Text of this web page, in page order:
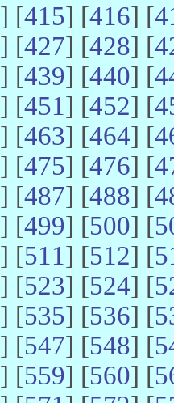
] [415] [416] [
] [427] [428] [
] [439] [440] [
] [451] [452] [
] [463] [464] [
] [475] [476] [
] [487] [488] [
] [499] [500] [
] [511] [512] [
] [523] [524] [
] [535] [536] [
] [547] [548] [
] [559] [560] [